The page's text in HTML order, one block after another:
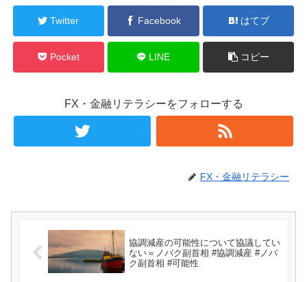
Twitter Facebook はてブ
Pocket LINE コピー
FX・金融リテラシーをフォローする
FX・金融リテラシー
協調減産の可能性について協議してい
ない＝ノバク副首相 #協調減産 #ノバ
ク副首相 #可能性